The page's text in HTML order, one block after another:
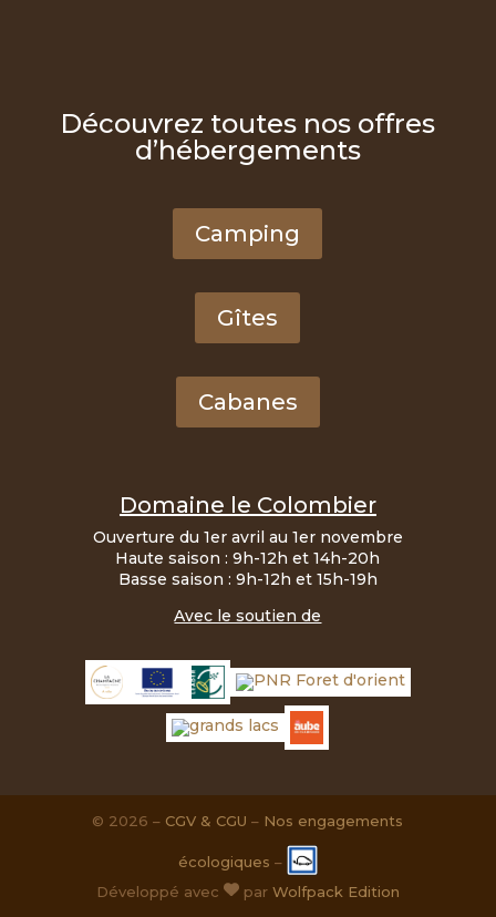
Découvrez toutes nos offres
d’hébergements
Camping
Gîtes
Cabanes
Domaine le Colombier
Ouverture du 1er avril au 1er novembre
Haute saison : 9h-12h et 14h-20h
Basse saison : 9h-12h et 15h-19h
Avec le soutien de
© 2026 – CGV & CGU – Nos engagements
écologiques –
Développé avec
par Wolfpack Edition